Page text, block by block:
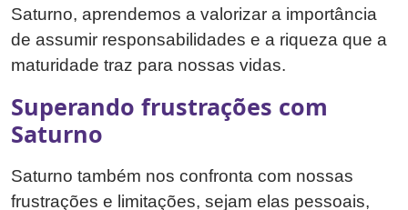
Saturno, aprendemos a valorizar a importância
de assumir responsabilidades e a riqueza que a
maturidade traz para nossas vidas.
Superando frustrações com
Saturno
Saturno também nos confronta com nossas
frustrações e limitações, sejam elas pessoais,